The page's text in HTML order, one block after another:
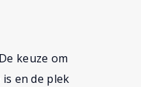
keuze om
en de plek